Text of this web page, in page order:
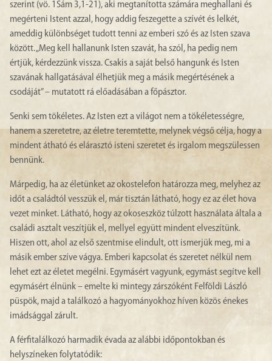
szerint (vö. 1Sám 3,1-21), aki megtanította számára meghallani és
megérteni Istent azzal, hogy addig feszegette a szívét és lelkét,
ameddig különbséget tudott tenni az emberi szó és az Isten szava
között. „Meg kell hallanunk Isten szavát, ha szól, ha pedig nem
értjük, kérdezzünk vissza. Csakis a saját belső hangunk és Isten
szavának hallgatásával élhetjük meg a másik megértésének a
csodáját” – mutatott rá előadásában a főpásztor.
Senki sem tökéletes. Az Isten ezt a világot nem a tökéletességre,
hanem a szeretetre, az életre teremtette, melynek végső célja, hogy a
mindent átható és elárasztó isteni szeretet és irgalom megszülessen
bennünk.
Márpedig, ha az életünket az okostelefon határozza meg, melyhez az
időt a családtól vesszük el, már tisztán látható, hogy ez az élet hova
vezet minket. Látható, hogy az okoseszköz túlzott használata általa a
családi asztalt veszítjük el, mellyel együtt mindent elveszítünk.
Hiszen ott, ahol az első szentmise elindult, ott ismerjük meg, mi a
másik ember szíve vágya. Emberi kapcsolat és szeretet nélkül nem
lehet ezt az életet megélni. Egymásért vagyunk, egymást segítve kell
egymásért élnünk – emelte ki mintegy zárszóként Felföldi László
püspök, majd a találkozó a hagyományokhoz híven közös énekes
imádsággal zárult.
A férfitalálkozó harmadik évada az alábbi időpontokban és
helyszíneken folytatódik: